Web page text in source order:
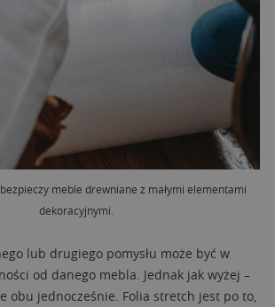
meble drewniane z małymi elementami
dekoracyjnymi.
lub drugiego pomysłu może być w
od danego mebla. Jednak jak wyżej –
obu jednocześnie. Folia stretch jest po to,